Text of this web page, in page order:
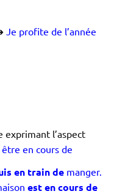
Je profite de l’année
exprimant l’aspect
en cours de
en train de manger.
est en cours de